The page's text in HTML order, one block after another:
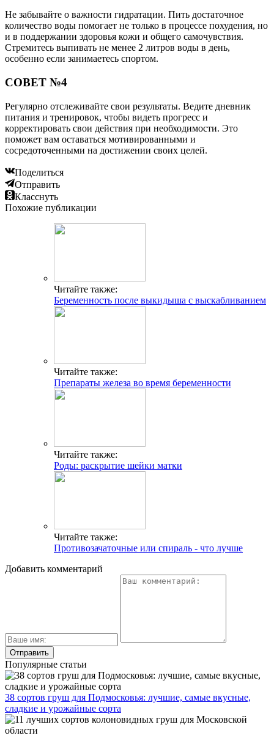
Не забывайте о важности гидратации. Пить достаточное
количество воды помогает не только в процессе похудения, но
и в поддержании здоровья кожи и общего самочувствия.
Стремитесь выпивать не менее 2 литров воды в день,
особенно если занимаетесь спортом.
СОВЕТ №4
Регулярно отслеживайте свои результаты. Ведите дневник
питания и тренировок, чтобы видеть прогресс и
корректировать свои действия при необходимости. Это
поможет вам оставаться мотивированными и
сосредоточенными на достижении своих целей.
Поделиться
Отправить
Класснуть
Похожие публикации
Читайте также:
Беременность после выкидыша с выскабливанием
Читайте также:
Препараты железа во время беременности
Читайте также:
Роды: раскрытие шейки матки
Читайте также:
Противозачаточные или спираль - что лучше
Добавить комментарий
Популярные статьи
38 сортов груш для Подмосковья: лучшие, самые вкусные,
сладкие и урожайные сорта